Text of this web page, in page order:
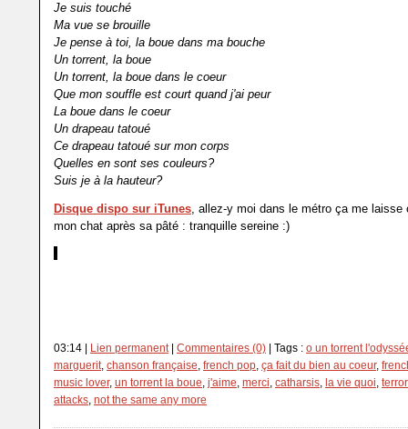
Je suis touché
Ma vue se brouille
Je pense à toi, la boue dans ma bouche
Un torrent, la boue
Un torrent, la boue dans le coeur
Que mon souffle est court quand j'ai peur
La boue dans le coeur
Un drapeau tatoué
Ce drapeau tatoué sur mon corps
Quelles en sont ses couleurs?
Suis je à la hauteur?
Disque dispo sur iTunes , allez-y moi dans le métro ça me
mon chat après sa pâté : tranquille sereine :)
03:14 | Lien permanent| Commentaires (0) | Tags : o un torrent
marguerit, chanson française, french pop, ça fait du bien au coeur,
music lover, un torrent la boue, j'aime, merci, catharsis, la vie quoi,
attacks, not the same any more